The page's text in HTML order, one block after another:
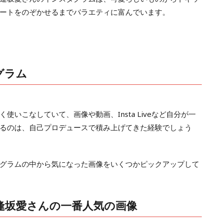
トをのぞかせるまでバラエティに富んでいます。
ラム
使いこなしていて、画像や動画、Insta Liveなど自分が一
のは、自己プロデュースで積み上げてきた経験でしょう
ラムの中から気になった画像をいくつかピックアップして
愛さんの一番人気の画像